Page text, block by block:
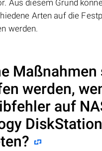
Aus diesem Grund
Arten auf die
werden.
Maßnahmen
werden,
auf